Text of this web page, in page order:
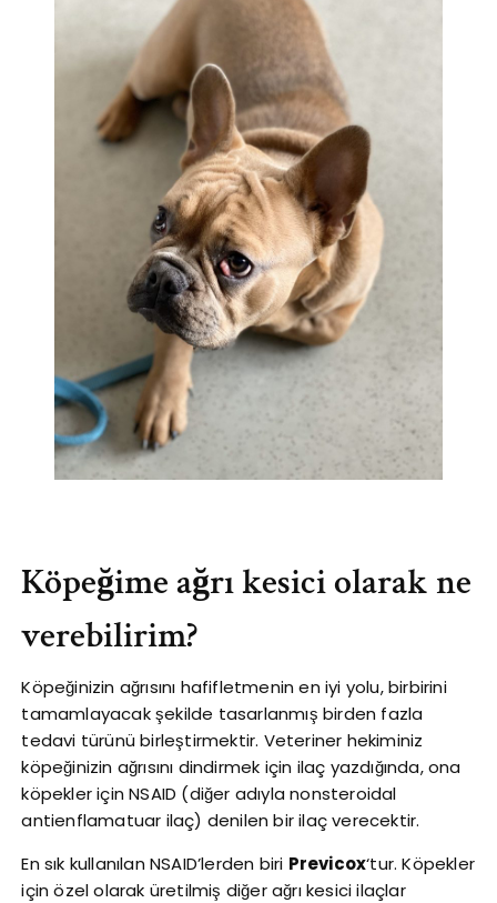
Köpeğime ağrı kesici olarak ne
verebilirim?
Köpeğinizin ağrısını hafifletmenin en iyi yolu, birbirini
tamamlayacak şekilde tasarlanmış birden fazla
tedavi türünü birleştirmektir. Veteriner hekiminiz
köpeğinizin ağrısını dindirmek için ilaç yazdığında, ona
köpekler için NSAID (diğer adıyla nonsteroidal
antienflamatuar ilaç) denilen bir ilaç verecektir.
En sık kullanılan NSAID’lerden biri Previcox‘tur. Köpekler
için özel olarak üretilmiş diğer ağrı kesici ilaçlar